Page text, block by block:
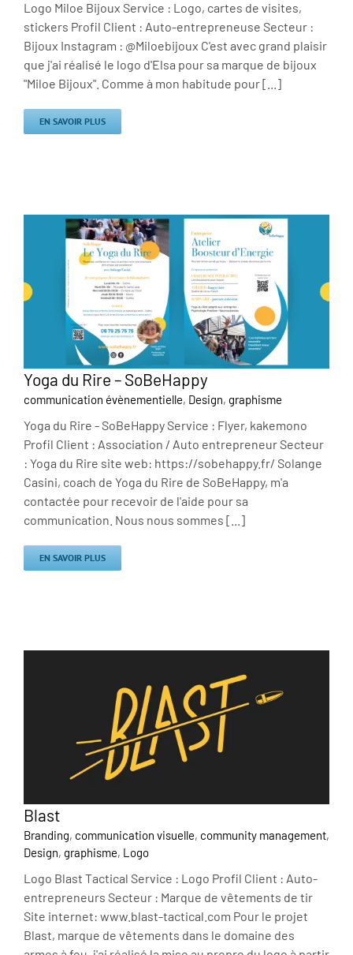
Logo Miloe Bijoux Service : Logo, cartes de visites,
stickers Profil Client : Auto-entrepreneuse Secteur :
Bijoux Instagram : @Miloebijoux C'est avec grand plaisir
que j'ai réalisé le logo d'Elsa pour sa marque de bijoux
"Miloe Bijoux". Comme à mon habitude pour [...]
EN SAVOIR PLUS
Yoga du Rire – SoBeHappy
communication évènementielle, Design, graphisme
Yoga du Rire - SoBeHappy Service : Flyer, kakemono
Profil Client : Association / Auto entrepreneur Secteur
: Yoga du Rire site web: https://sobehappy.fr/ Solange
Casini, coach de Yoga du Rire de SoBeHappy, m'a
contactée pour recevoir de l'aide pour sa
communication. Nous nous sommes [...]
EN SAVOIR PLUS
Blast
Branding, communication visuelle, community management,
Design, graphisme, Logo
Logo Blast Tactical Service : Logo Profil Client : Auto-
entrepreneurs Secteur : Marque de vêtements de tir
Site internet: www.blast-tactical.com Pour le projet
Blast, marque de vêtements dans le domaine des